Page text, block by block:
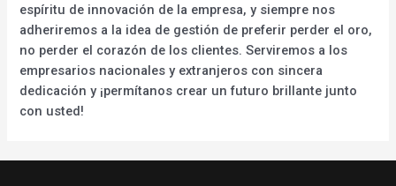
espíritu de innovación de la empresa, y siempre nos
adheriremos a la idea de gestión de preferir perder el oro,
no perder el corazón de los clientes. Serviremos a los
empresarios nacionales y extranjeros con sincera
dedicación y ¡permítanos crear un futuro brillante junto
con usted!